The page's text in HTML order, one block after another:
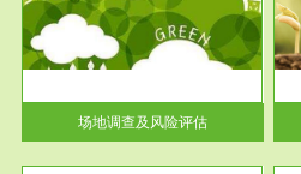
场地调查及风险评估